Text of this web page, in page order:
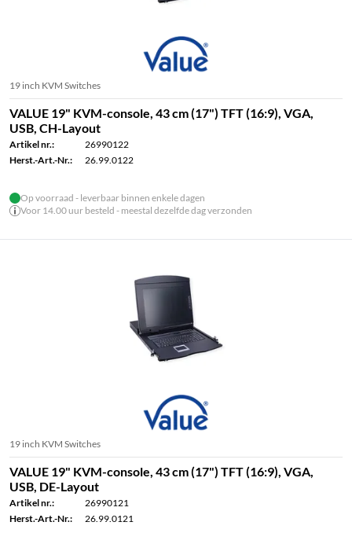
19 inch KVM Switches
VALUE 19" KVM-console, 43 cm (17") TFT (16:9), VGA,
USB, CH-Layout
Artikel nr.:
26990122
Herst.-Art.-Nr.:
26.99.0122
Op voorraad - leverbaar binnen enkele dagen
Voor 14.00 uur besteld - meestal dezelfde dag verzonden
19 inch KVM Switches
VALUE 19" KVM-console, 43 cm (17") TFT (16:9), VGA,
USB, DE-Layout
Artikel nr.:
26990121
Herst.-Art.-Nr.:
26.99.0121